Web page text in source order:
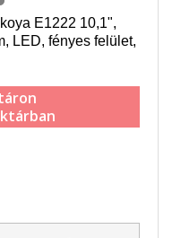
E1222 10,1",
LED, fényes felület,